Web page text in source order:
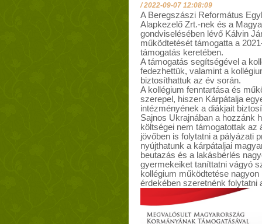
/2022-09-07 12:08:09
A Beregszászi Református
Alapkezelő Zrt.-nek és a
gondviselésében lévő Kálvin
működtetését támogatta a
támogatás keretében.
A támogatás segítségével a
fedezhettük, valamint a
biztosíthattuk az év során.
A kollégium fenntartása és
szerepel, hiszen Kárpátalja
intézményének a diákjait
Sajnos Ukrajnában a hozzánk
költségei nem támogatottak
jövőben is folytatni a pályázati
nyújthatunk a kárpátaljai
beutazás és a lakásbérlés
gyermekeiket taníttatni vágyó
kollégium működtetése
érdekében szeretnénk folytatni